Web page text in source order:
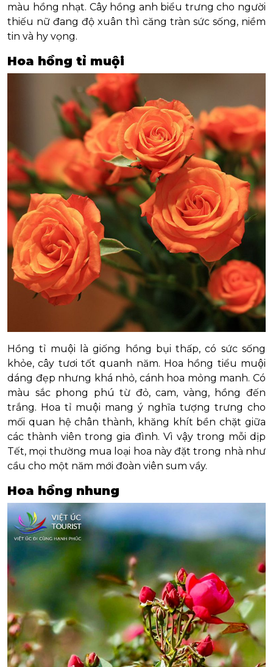
màu hồng nhạt. Cây hồng anh biểu trưng cho người
thiếu nữ đang độ xuân thì căng tràn sức sống, niềm
tin và hy vọng.
Hoa hồng tỉ muội
Hồng tỉ muội là giống hồng bụi thấp, có sức sống
khỏe, cây tươi tốt quanh năm. Hoa hồng tiểu muội
dáng đẹp nhưng khá nhỏ, cánh hoa mỏng manh. Có
màu sắc phong phú từ đỏ, cam, vàng, hồng đến
trắng. Hoa tỉ muội mang ý nghĩa tượng trưng cho
mối quan hệ chân thành, khăng khít bền chặt giữa
các thành viên trong gia đình. Vì vậy trong mỗi dịp
Tết, mọi thường mua loại hoa này đặt trong nhà như
cầu cho một năm mới đoàn viên sum vầy.
Hoa hồng nhung